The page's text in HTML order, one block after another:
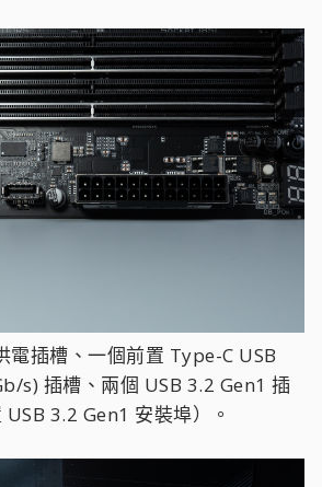
電插槽、一個前置 Type-C USB
s) 插槽、兩個 USB 3.2 Gen1 插
3.2 Gen1 安裝埠）。